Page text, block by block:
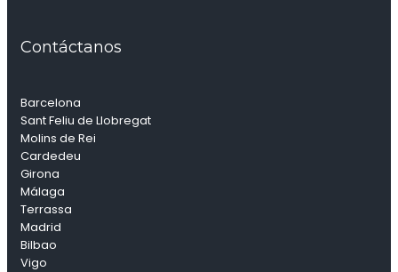
Contáctanos
Barcelona
Sant Feliu de Llobregat
Molins de Rei
Cardedeu
Girona
Málaga
Terrassa
Madrid
Bilbao
Vigo